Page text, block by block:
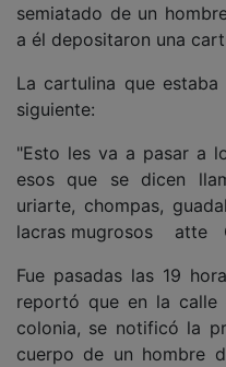
semiatado de un
a él depositaron una
La cartulina que
siguiente:
"Esto les va a pasar a
esos que se dicen
uriarte, chompas,
lacras mugrosos atte
Fue pasadas las 19
reportó que en la calle
colonia, se notificó la
cuerpo de un hombre